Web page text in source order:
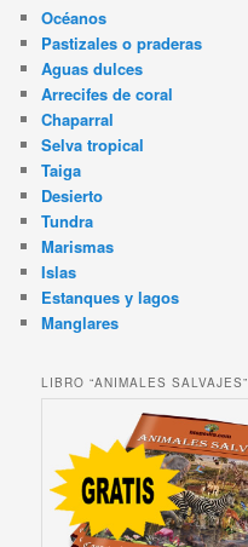
Océanos
Pastizales o praderas
Aguas dulces
Arrecifes de coral
Chaparral
Selva tropical
Taiga
Desierto
Tundra
Marismas
Islas
Estanques y lagos
Manglares
LIBRO “ANIMALES SALVAJES”